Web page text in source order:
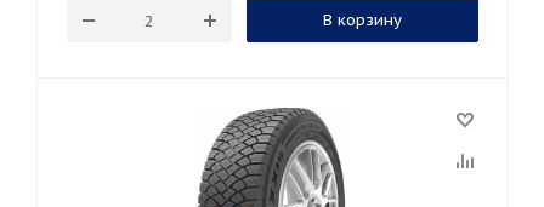
В корзину